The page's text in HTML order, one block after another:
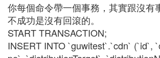
你每個命令帶一個事務，其實跟沒有
不成功是沒有回滾的。
START TRANSACTION;
INSERT INTO `guwitest`.`cdn` (`id`,